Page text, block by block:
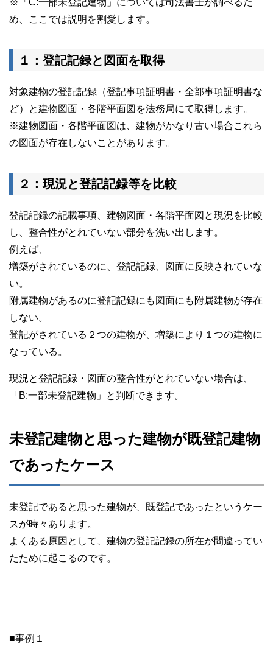
※「C:一部未登記建物」については司法書士が調べるた
め、ここでは説明を割愛します。
１：登記記録と図面を取得
対象建物の登記記録（登記事項証明書・全部事項証明書な
ど）と建物図面・各階平面図を法務局にて取得します。
※建物図面・各階平面図は、建物がかなり古い場合これら
の図面が存在しないことがあります。
２：現況と登記記録等を比較
登記記録の記載事項、建物図面・各階平面図と現況を比較
し、整合性がとれていない部分を洗い出します。
例えば、
増築がされているのに、登記記録、図面に反映されていな
い。
附属建物があるのに登記記録にも図面にも附属建物が存在
しない。
登記がされている２つの建物が、増築により１つの建物に
なっている。
現況と登記記録・図面の整合性がとれていない場合は、
「B:一部未登記建物」と判断できます。
未登記建物と思った建物が既登記建物
であったケース
未登記であると思った建物が、既登記であったというケー
スが時々あります。
よくある原因として、建物の登記記録の所在が間違ってい
たために起こるのです。
■事例１